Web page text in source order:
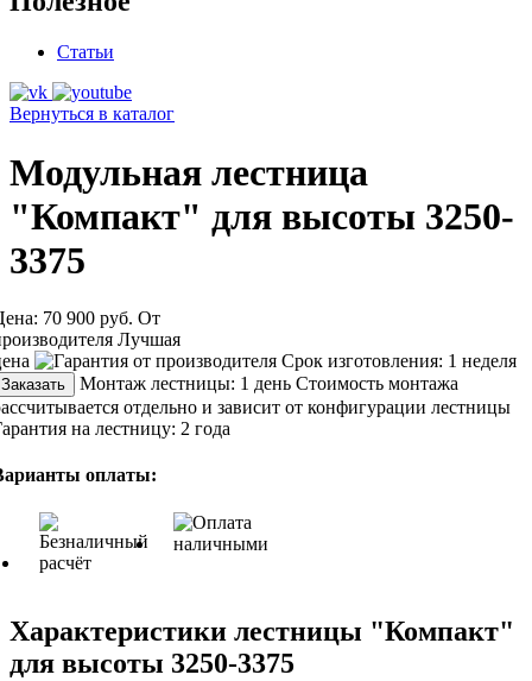
Статьи
Вернуться в каталог
Модульная лестница
"Компакт" для высоты 3250-
3375
70 900 руб. От
Лучшая
Срок изготовления: 1 неделя
Заказать Монтаж лестницы: 1 день Стоимость монтажа
отдельно и зависит от конфигурации лестницы
на лестницу: 2 года
оплаты:
Характеристики лестницы "Компакт"
для высоты 3250-3375